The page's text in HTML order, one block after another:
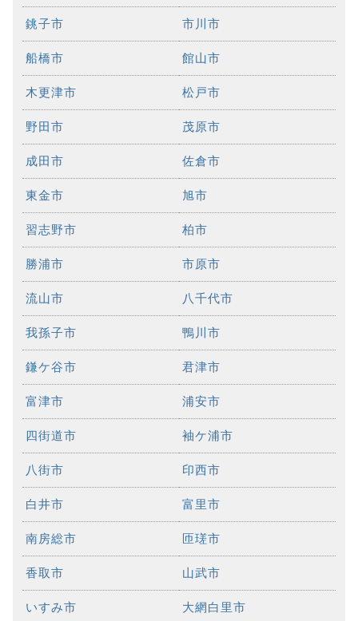
銚子市 市川市
船橋市 館山市
木更津市 松戸市
野田市 茂原市
成田市 佐倉市
東金市 旭市
習志野市 柏市
勝浦市 市原市
流山市 八千代市
我孫子市 鴨川市
鎌ケ谷市 君津市
富津市 浦安市
四街道市 袖ケ浦市
八街市 印西市
白井市 富里市
南房総市 匝瑳市
香取市 山武市
いすみ市 大網白里市